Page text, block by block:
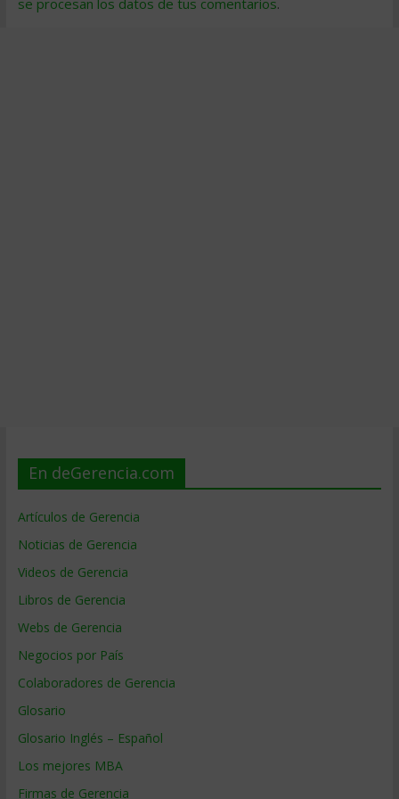
En deGerencia.com
Artículos de Gerencia
Noticias de Gerencia
Videos de Gerencia
Libros de Gerencia
Webs de Gerencia
Negocios por País
Colaboradores de Gerencia
Glosario
Glosario Inglés – Español
Los mejores MBA
Firmas de Gerencia